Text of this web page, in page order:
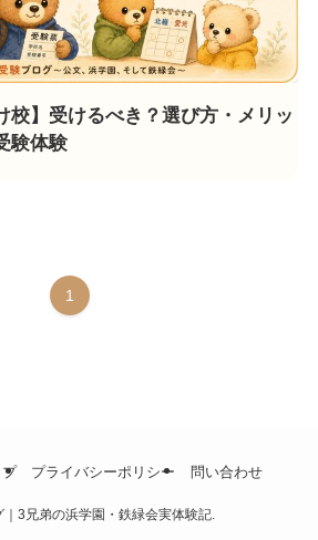
校】受けるべき？選び方・メリッ
験体験
1
プライバシーポリシー 問い合わせ
｜3兄弟の浜学園・鉄緑会実体験記.